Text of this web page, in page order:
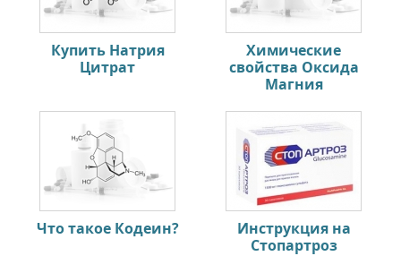
Купить Натрия
Цитрат
Химические
свойства Оксида
Магния
Что такое Кодеин?
Инструкция на
Стопартроз